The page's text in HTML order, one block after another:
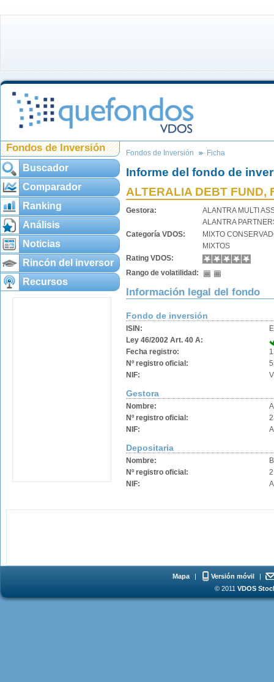
Fondos de Inversión
Buscador
Comparador
Ranking
Análisis
Noticias
Rincón del inversor
Recursos
Fondos de Inversión Ficha
Informe del fondo de
ALTERALIA DEBT FUND,
Gestora:
ALANTRA MULTI
ALANTRA
Categoría VDOS:
MIXTO
MIXTOS
Rating VDOS:
Rango de volatilidad:
Información legal del fondo
Fondo de inversión
ISIN:
Ley 46/2002 Art. 40 A:
Fecha registro:
Nº registro oficial:
NIF:
Gestora
Nombre:
Nº registro oficial:
NIF:
Depositaria
Nombre:
Nº registro oficial:
NIF:
Mapa | Versión móvil
|
© 2011 VDOS